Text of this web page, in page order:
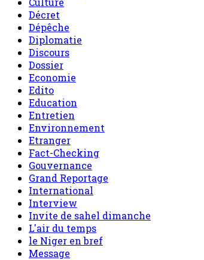
Décret
Dépêche
Diplomatie
Discours
Dossier
Economie
Edito
Education
Entretien
Environnement
Etranger
Fact-Checking
Gouvernance
Grand Reportage
International
Interview
Invite de sahel dimanche
L'air du temps
le Niger en bref
Message